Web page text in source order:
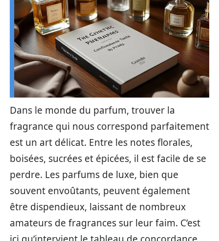
Dans le monde du parfum, trouver la
fragrance qui nous correspond parfaitement
est un art délicat. Entre les notes florales,
boisées, sucrées et épicées, il est facile de se
perdre. Les parfums de luxe, bien que
souvent envoûtants, peuvent également
être dispendieux, laissant de nombreux
amateurs de fragrances sur leur faim. C’est